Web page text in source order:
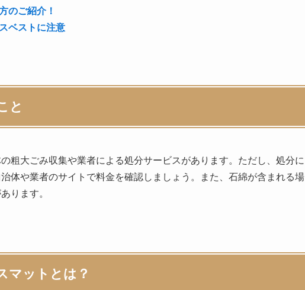
のご紹介！
ベストに注意
と
粗大ごみ収集や業者による処分サービスがあります。ただし、処分に
体や業者のサイトで料金を確認しましょう。また、石綿が含まれる場
ります。
マットとは？